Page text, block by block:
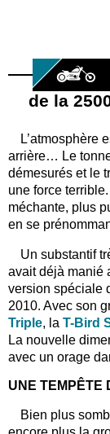
de la
L’atmosphère
arrière… Le
démesurés et le
une force
méchante, plus
en se
Un substantif
avait déjà manié
version spéciale
2010. Avec son
Triple, la T-Bird
La nouvelle
avec un orage
UNE TEMPÊTE
Bien plus